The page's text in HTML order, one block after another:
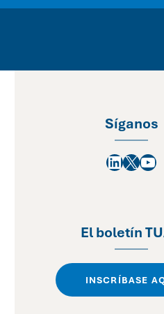
Síganos
LinkedIn
X
El boletín
INSCRÍBASE